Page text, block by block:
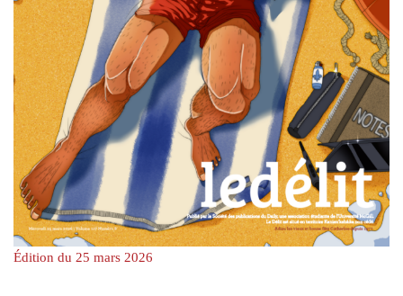
Édition du 25 mars 2026